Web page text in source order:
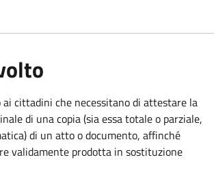
cittadini che necessitano di attestare la
di una copia (sia essa totale o parziale,
di un atto o documento, affinché
validamente prodotta in sostituzione